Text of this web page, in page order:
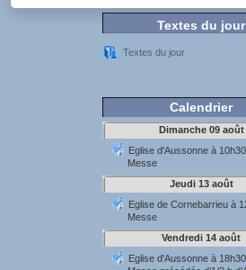
Textes du jour
Textes du jour